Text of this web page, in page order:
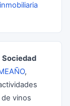
Sociedad
,
vinos